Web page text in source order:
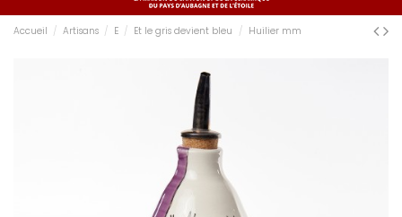
Accueil Artisans E Et le gris devient bleu Huilier mm